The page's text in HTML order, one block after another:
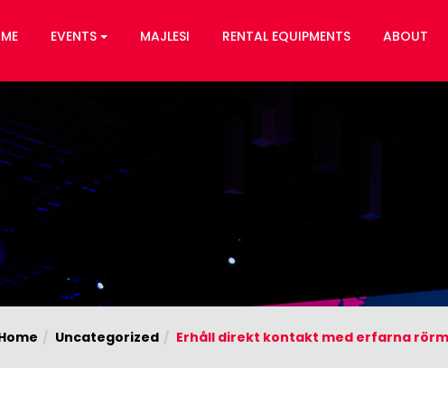
EVENTS MAJLESI RENTAL EQUIPMENTS ABOUT
Uncategorized Erhåll direkt kontakt med erfarna